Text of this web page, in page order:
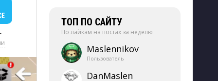
ТОП ПО САЙТУ
По лайкам на постах за неделю
Maslennikov
Пользователь
DanMaslen